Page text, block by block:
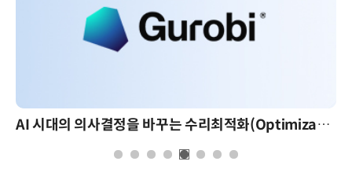
AI 시대의 의사결정을 바꾸는 수리최적화(Optimization): 실제 산업 적용 사례와 활용 전략